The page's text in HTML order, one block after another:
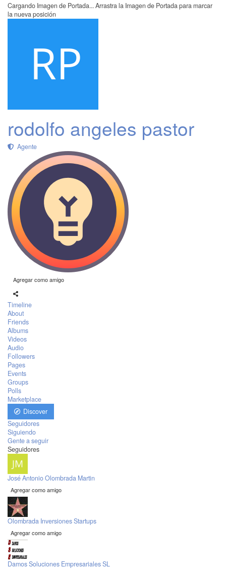
Cargando Imagen de Portada... Arrastra la Imagen de Portada para marcar
la nueva posición
rodolfo angeles pastor
Agente
Agregar como amigo
Timeline
About
Friends
Albums
Videos
Audio
Followers
Pages
Events
Groups
Polls
Marketplace
Discover
Seguidores
Siguiendo
Gente a seguir
Seguidores
José Antonio Olombrada Martin
Agregar como amigo
Olombrada Inversiones Startups
Agregar como amigo
Damos Soluciones Empresariales SL